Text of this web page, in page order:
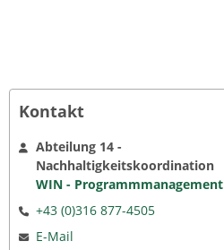
Kontakt
Abteilung 14 -
Nachhaltigkeitskoordination
WIN - Programmmanagement
+43 (0)316 877-4505
E-Mail